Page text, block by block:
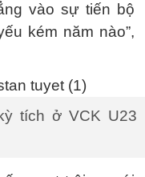
vào sự tiến bộ
kém năm nào”,
tích ở VCK U23